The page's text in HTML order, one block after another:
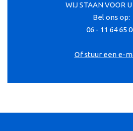
WIJ STAAN VOOR
Bel ons op:
06 - 11 64 65
Of stuur een e-